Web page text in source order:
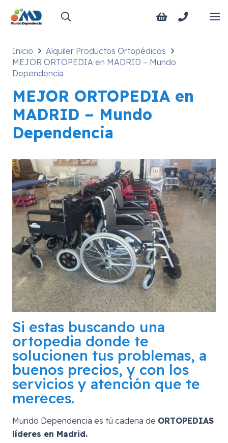
Inicio
Alquiler Productos Ortopédicos
MEJOR ORTOPEDIA en MADRID – Mundo
Dependencia
MEJOR ORTOPEDIA en
MADRID – Mundo
Dependencia
Si estas buscando una
ortopedia donde te
solucionen tus problemas, a
buenos precios, y con los
servicios y atención que te
mereces.
Mundo Dependencia es tú cadena de ORTOPEDIAS
líderes en Madrid.